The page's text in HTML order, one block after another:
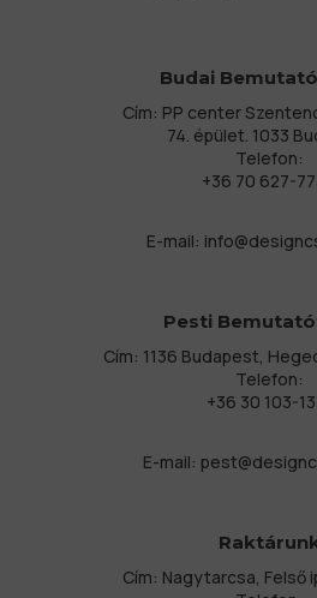
Budai
Cím: PP center
74. épület. 1033
Telefon:
+36 70 627-
E-mail:
Pesti
Cím: 1136 Budapest,
Telefon:
+36 30 103-
E-mail:
Cím: Nagytarcsa, Felső